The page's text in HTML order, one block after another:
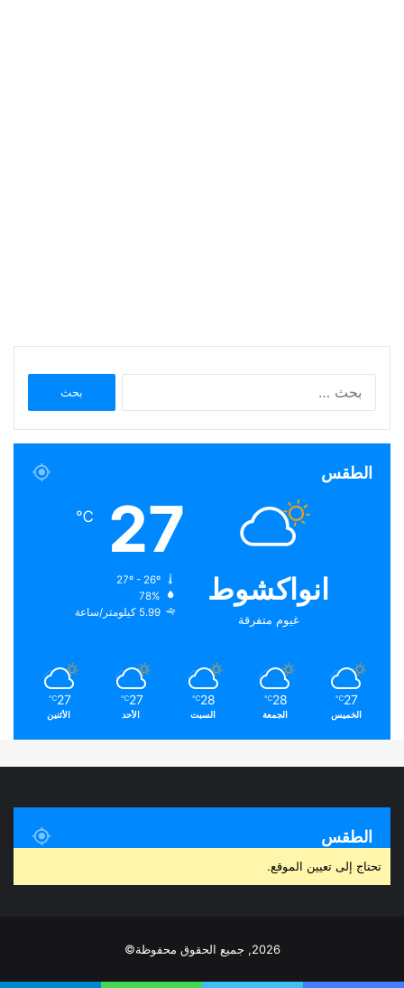
الطقس
انواكشوط
غيوم متفرقة
27
℃
78%
5.99 كيلومتر/ساعة
27
℃
الخميس
28
℃
الجمعة
28
℃
السبت
27
℃
الأحد
27
℃
الأثنين
الطقس
تحتاج إلى تعيين الموقع.
2026, جميع الحقوق محفوظة©